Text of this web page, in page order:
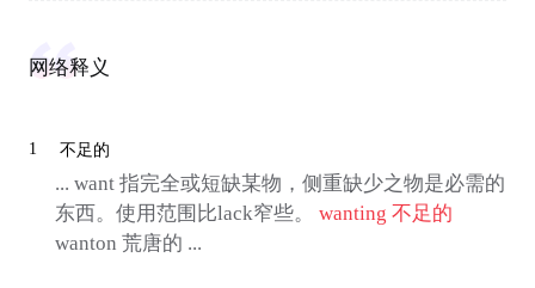
网络释义
1 不足的
... want 指完全或短缺某物，侧重缺少之物是必需的
东西。使用范围比lack窄些。 wanting 不足的
wanton 荒唐的 ...